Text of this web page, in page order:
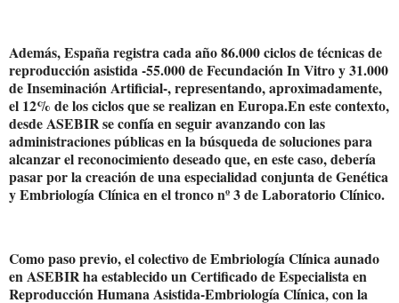
Además, España registra cada año 86.000 ciclos de técnicas de
reproducción asistida -55.000 de Fecundación In Vitro y 31.000
de Inseminación Artificial-, representando, aproximadamente,
el 12% de los ciclos que se realizan en Europa.En este contexto,
desde ASEBIR se confía en seguir avanzando con las
administraciones públicas en la búsqueda de soluciones para
alcanzar el reconocimiento deseado que, en este caso, debería
pasar por la creación de una especialidad conjunta de Genética
y Embriología Clínica en el tronco nº 3 de Laboratorio Clínico.
Como paso previo, el colectivo de Embriología Clínica aunado
en ASEBIR ha establecido un Certificado de Especialista en
Reproducción Humana Asistida-Embriología Clínica, con la